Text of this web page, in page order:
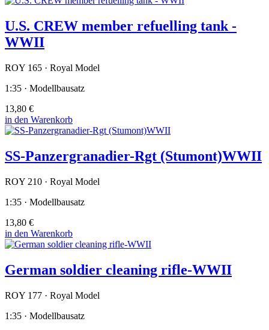
U.S. CREW member refuelling tank -
WWII
ROY 165 · Royal Model
1:35 · Modellbausatz
13,80 €
in den Warenkorb
SS-Panzergranadier-Rgt (Stumont)WWII
ROY 210 · Royal Model
1:35 · Modellbausatz
13,80 €
in den Warenkorb
German soldier cleaning rifle-WWII
ROY 177 · Royal Model
1:35 · Modellbausatz